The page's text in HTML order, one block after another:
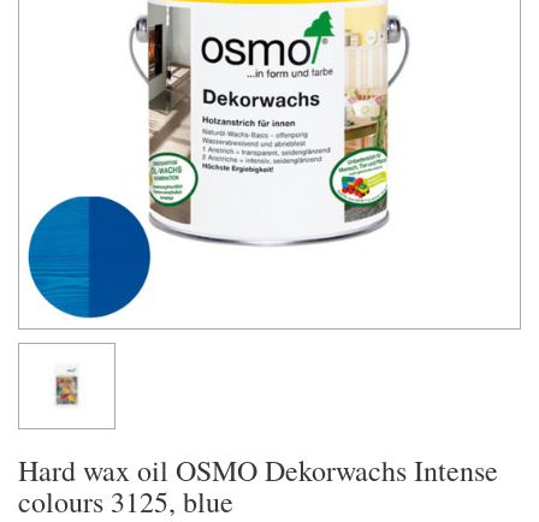
Hard wax oil OSMO Dekorwachs Intense
colours 3125, blue